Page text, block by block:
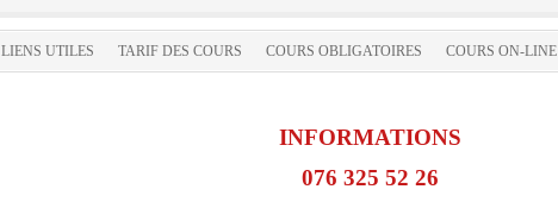
LIENS UTILES TARIF DES COURS COURS OBLIGATOIRES COURS ON-LINE
INFORMATIONS
076 325 52 26